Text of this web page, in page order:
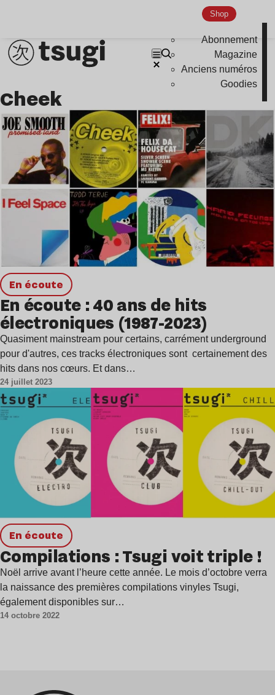
Shop
Abonnement
Magazine
Anciens numéros
Goodies
Cheek
en écoute
En écoute : 40 ans de hits
électroniques (1987-2023)
Quasiment mainstream pour certains, carrément underground
pour d'autres, ces tracks électroniques sont certainement des
hits dans nos cœurs. Et dans…
24 juillet 2023
en écoute
Compilations : Tsugi voit triple !
Noël arrive avant l’heure cette année. Le mois d’octobre verra
la naissance des premières compilations vinyles Tsugi,
également disponibles sur…
14 octobre 2022